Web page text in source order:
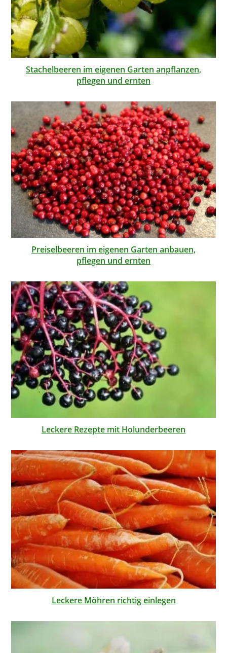
Stachelbeeren im eigenen Garten anpflanzen,
pflegen und ernten
Preiselbeeren im eigenen Garten anbauen,
pflegen und ernten
Leckere Rezepte mit Holunderbeeren
Leckere Möhren richtig einlegen